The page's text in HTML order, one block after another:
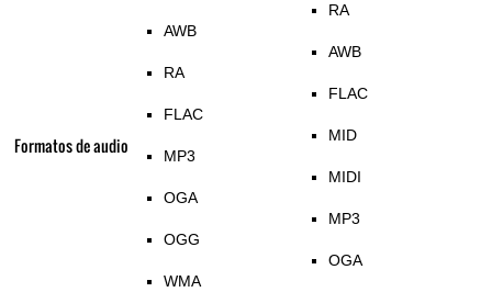
Formatos de audio
AWB
RA
FLAC
MP3
OGA
OGG
WMA
RA
AWB
FLAC
MID
MIDI
MP3
OGA